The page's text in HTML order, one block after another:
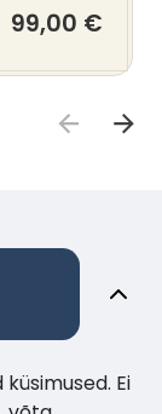
99,00 €
Ei